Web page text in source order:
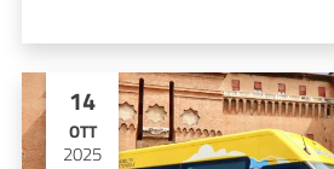
14
OTT
2025